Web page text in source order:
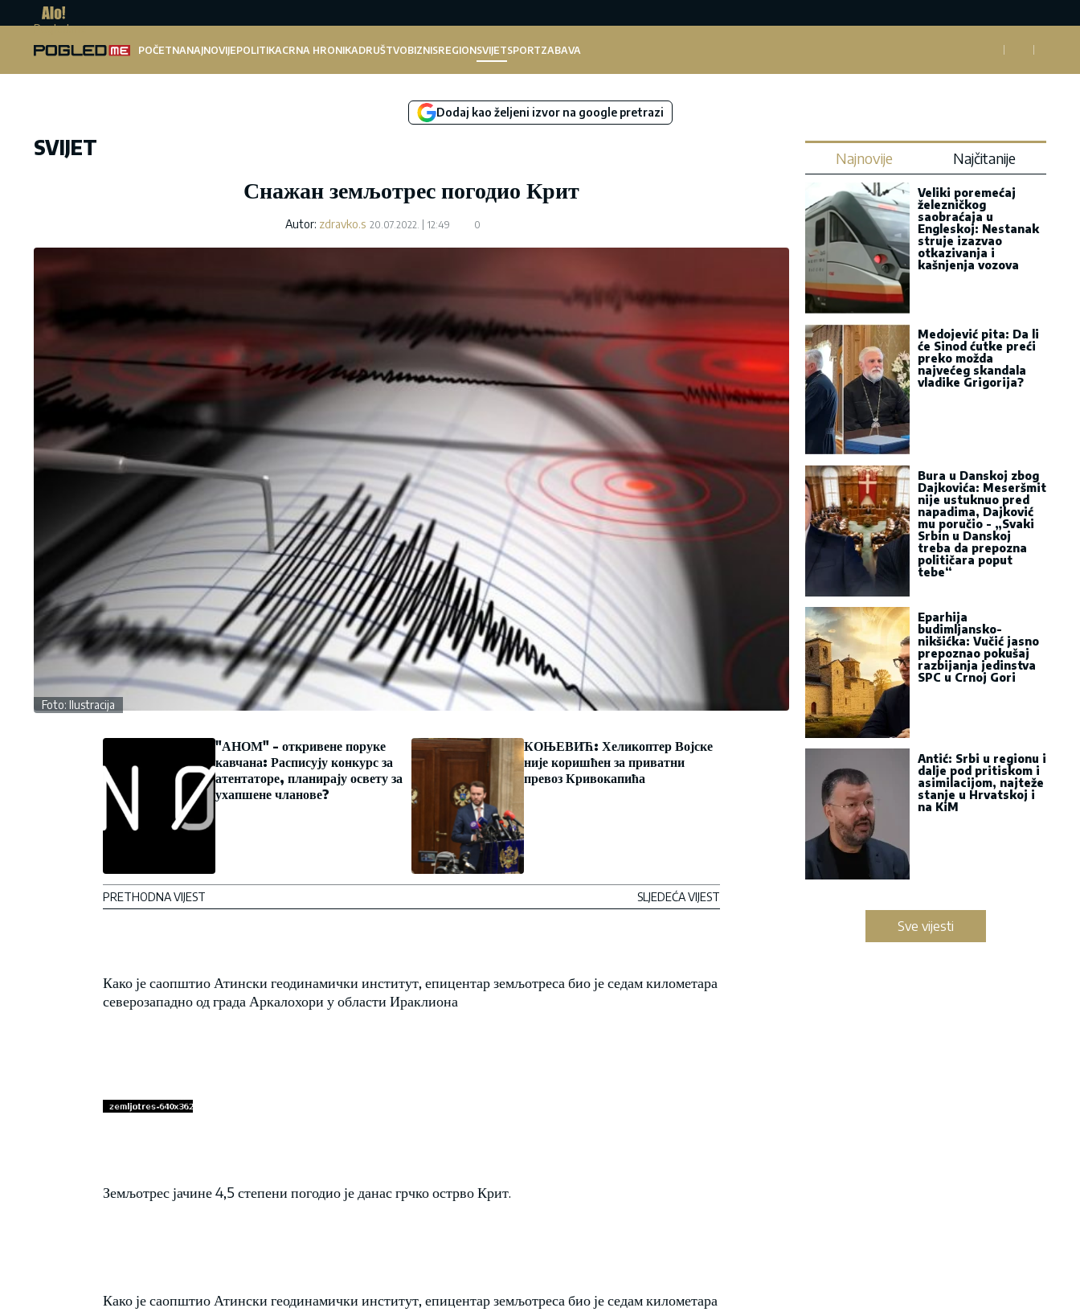
Pogled.me
POČETNANAJNOVIJEPOLITIKACRNA HRONIKADRUŠTVOBIZNISREGIONSVIJETSPORTZABAVA
Dodaj kao željeni izvor na google pretrazi
SVIJET
Снажан земљотрес погодио Крит
Autor: zdravko.s 20.07.2022. 12:49 0
Foto: Ilustracija
"АНОМ" - откривене поруке
кавчана: Расписују конкурс за
атентаторе, планирају освету за
ухапшене чланове?
PRETHODNA VIJEST
КОЊЕВИЋ: Хеликоптер Војске
није коришћен за приватни
превоз Кривокапића
SLJEDEĆA VIJEST
Како је саопштио Атински геодинамички институт, епицентар земљотреса био је седам километара
северозападно од града Аркалохори у области Ираклиона
Земљотрес јачине 4,5 степени погодио је данас грчко острво Крит.
Како је саопштио Атински геодинамички институт, епицентар земљотреса био је седам километара
Najnovije Najčitanije
Veliki poremećaj
železničkog
saobraćaja u
Engleskoj: Nestanak
struje izazvao
otkazivanja i
kašnjenja vozova
Medojević pita: Da li
će Sinod ćutke preći
preko možda
najvećeg skandala
vladike Grigorija?
Bura u Danskoj zbog
Dajkovića: Meseršmit
nije ustuknuo pred
napadima, Dajković
mu poručio - „Svaki
Srbin u Danskoj
treba da prepozna
političara poput
tebe“
Eparhija
budimljansko-
nikšićka: Vučić jasno
prepoznao pokušaj
razbijanja jedinstva
SPC u Crnoj Gori
Antić: Srbi u regionu i
dalje pod pritiskom i
asimilacijom, najteže
stanje u Hrvatskoj i
na KiM
Sve vijesti